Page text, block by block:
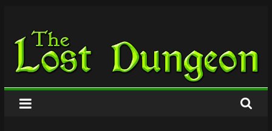
springen
The
Lost
Dungeon